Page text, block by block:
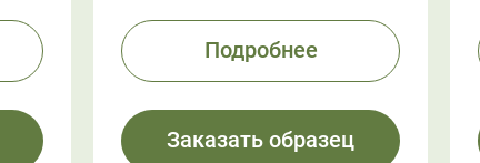
Подробнее
Заказать образец